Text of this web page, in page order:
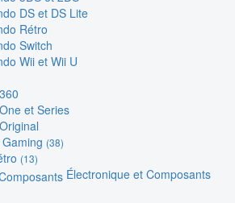
DS et DS Lite
Rétro
Switch
Wii et Wii U
et Series
(38)
(13)
Électronique et Composants